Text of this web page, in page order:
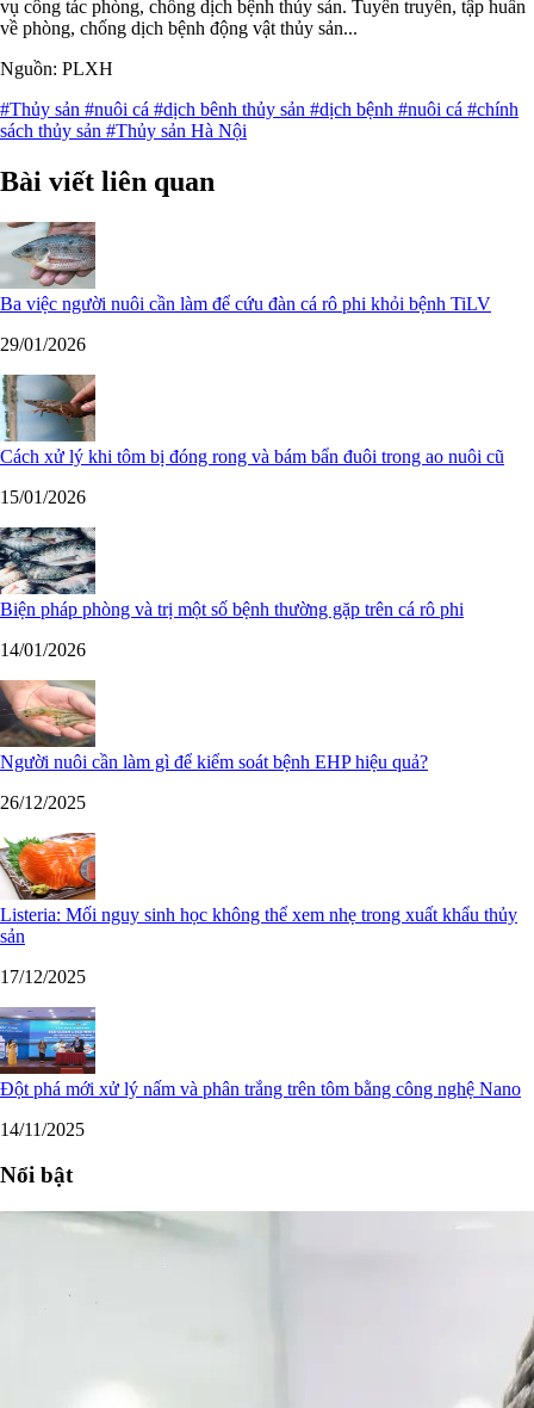
vụ công tác phòng, chống dịch bệnh thủy sản. Tuyên truyền, tập huấn
về phòng, chống dịch bệnh động vật thủy sản...
Nguồn: PLXH
#Thủy sản #nuôi cá #dịch bênh thủy sản #dịch bệnh #nuôi cá #chính
sách thủy sản #Thủy sản Hà Nội
Bài viết liên quan
Ba việc người nuôi cần làm để cứu đàn cá rô phi khỏi bệnh TiLV
29/01/2026
Cách xử lý khi tôm bị đóng rong và bám bẩn đuôi trong ao nuôi cũ
15/01/2026
Biện pháp phòng và trị một số bệnh thường gặp trên cá rô phi
14/01/2026
Người nuôi cần làm gì để kiểm soát bệnh EHP hiệu quả?
26/12/2025
Listeria: Mối nguy sinh học không thể xem nhẹ trong xuất khẩu thủy
sản
17/12/2025
Đột phá mới xử lý nấm và phân trắng trên tôm bằng công nghệ Nano
14/11/2025
Nổi bật